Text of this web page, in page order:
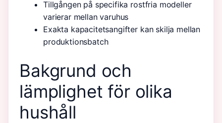
Tillgången på specifika rostfria modeller
varierar mellan varuhus
Exakta kapacitetsangifter kan skilja mellan
produktionsbatch
Bakgrund och
lämplighet för olika
hushåll